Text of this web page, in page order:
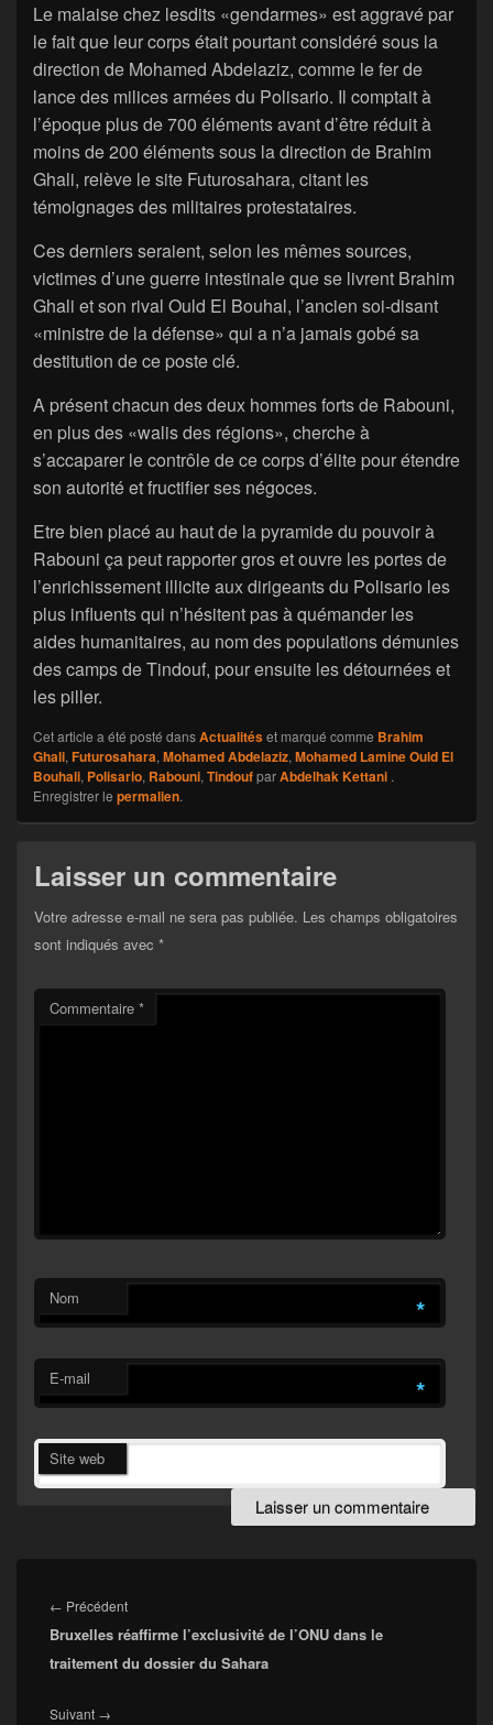
Le malaise chez lesdits «gendarmes» est aggravé par
le fait que leur corps était pourtant considéré sous la
direction de Mohamed Abdelaziz, comme le fer de
lance des milices armées du Polisario. Il comptait à
l’époque plus de 700 éléments avant d’être réduit à
moins de 200 éléments sous la direction de Brahim
Ghali, relève le site Futurosahara, citant les
témoignages des militaires protestataires.
Ces derniers seraient, selon les mêmes sources,
victimes d’une guerre intestinale que se livrent Brahim
Ghali et son rival Ould El Bouhal, l’ancien soi-disant
«ministre de la défense» qui a n’a jamais gobé sa
destitution de ce poste clé.
A présent chacun des deux hommes forts de Rabouni,
en plus des «walis des régions», cherche à
s’accaparer le contrôle de ce corps d’élite pour étendre
son autorité et fructifier ses négoces.
Etre bien placé au haut de la pyramide du pouvoir à
Rabouni ça peut rapporter gros et ouvre les portes de
l’enrichissement illicite aux dirigeants du Polisario les
plus influents qui n’hésitent pas à quémander les
aides humanitaires, au nom des populations démunies
des camps de Tindouf, pour ensuite les détournées et
les piller.
Cet article a été posté dansActualitéset marqué comme Brahim
Ghali, Futurosahara, Mohamed Abdelaziz, Mohamed Lamine Ould El
Bouhali, Polisario, Rabouni, TindoufparAbdelhak Kettani .
Enregistrer le permalien.
Laisser un commentaire
Votre adresse e-mail ne sera pas publiée. Les champs obligatoires
sont indiqués avec *
Commentaire *
Nom *
E-mail *
Site web
de
l’article
← PrécédentArticle
précédent :
Bruxelles réaffirme l’exclusivité de l’ONU dans le
traitement du dossier du Sahara
Suivant →